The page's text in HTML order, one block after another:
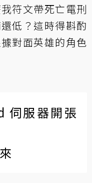
符文帶死亡電刑
低？這時得斟酌
對面英雄的角色
伺服器開張